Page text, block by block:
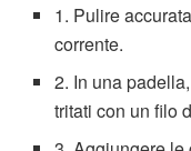
1. Pulire
corrente.
2. In una
tritati con un filo